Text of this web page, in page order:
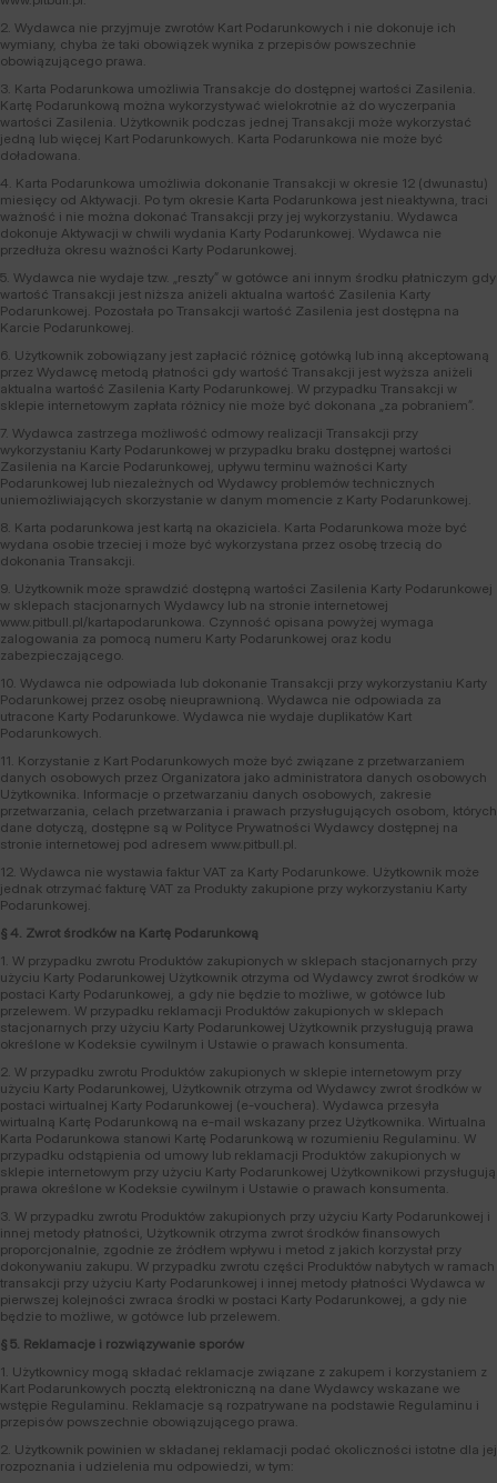
2. Wydawca nie przyjmuje zwrotów Kart Podarunkowych i nie dokonuje ich
wymiany, chyba że taki obowiązek wynika z przepisów powszechnie
obowiązującego prawa.
3. Karta Podarunkowa umożliwia Transakcje do dostępnej wartości Zasilenia.
Kartę Podarunkową można wykorzystywać wielokrotnie aż do wyczerpania
wartości Zasilenia. Użytkownik podczas jednej Transakcji może wykorzystać
jedną lub więcej Kart Podarunkowych. Karta Podarunkowa nie może być
doładowana.
4. Karta Podarunkowa umożliwia dokonanie Transakcji w okresie 12 (dwunastu)
miesięcy od Aktywacji. Po tym okresie Karta Podarunkowa jest nieaktywna, traci
ważność i nie można dokonać Transakcji przy jej wykorzystaniu. Wydawca
dokonuje Aktywacji w chwili wydania Karty Podarunkowej. Wydawca nie
przedłuża okresu ważności Karty Podarunkowej.
5. Wydawca nie wydaje tzw. „reszty” w gotówce ani innym środku płatniczym gdy
wartość Transakcji jest niższa aniżeli aktualna wartość Zasilenia Karty
Podarunkowej. Pozostała po Transakcji wartość Zasilenia jest dostępna na
Karcie Podarunkowej.
6. Użytkownik zobowiązany jest zapłacić różnicę gotówką lub inną akceptowaną
przez Wydawcę metodą płatności gdy wartość Transakcji jest wyższa aniżeli
aktualna wartość Zasilenia Karty Podarunkowej. W przypadku Transakcji w
sklepie internetowym zapłata różnicy nie może być dokonana „za pobraniem”.
7. Wydawca zastrzega możliwość odmowy realizacji Transakcji przy
wykorzystaniu Karty Podarunkowej w przypadku braku dostępnej wartości
Zasilenia na Karcie Podarunkowej, upływu terminu ważności Karty
Podarunkowej lub niezależnych od Wydawcy problemów technicznych
uniemożliwiających skorzystanie w danym momencie z Karty Podarunkowej.
8. Karta podarunkowa jest kartą na okaziciela. Karta Podarunkowa może być
wydana osobie trzeciej i może być wykorzystana przez osobę trzecią do
dokonania Transakcji.
9. Użytkownik może sprawdzić dostępną wartości Zasilenia Karty Podarunkowej
w sklepach stacjonarnych Wydawcy lub na stronie internetowej
www.pitbull.pl/kartapodarunkowa. Czynność opisana powyżej wymaga
zalogowania za pomocą numeru Karty Podarunkowej oraz kodu
zabezpieczającego.
10. Wydawca nie odpowiada lub dokonanie Transakcji przy wykorzystaniu Karty
Podarunkowej przez osobę nieuprawnioną. Wydawca nie odpowiada za
utracone Karty Podarunkowe. Wydawca nie wydaje duplikatów Kart
Podarunkowych.
11. Korzystanie z Kart Podarunkowych może być związane z przetwarzaniem
danych osobowych przez Organizatora jako administratora danych osobowych
Użytkownika. Informacje o przetwarzaniu danych osobowych, zakresie
przetwarzania, celach przetwarzania i prawach przysługujących osobom, których
dane dotyczą, dostępne są w Polityce Prywatności Wydawcy dostępnej na
stronie internetowej pod adresem www.pitbull.pl.
12. Wydawca nie wystawia faktur VAT za Karty Podarunkowe. Użytkownik może
jednak otrzymać fakturę VAT za Produkty zakupione przy wykorzystaniu Karty
Podarunkowej.
§ 4. Zwrot środków na Kartę Podarunkową
1. W przypadku zwrotu Produktów zakupionych w sklepach stacjonarnych przy
użyciu Karty Podarunkowej Użytkownik otrzyma od Wydawcy zwrot środków w
postaci Karty Podarunkowej, a gdy nie będzie to możliwe, w gotówce lub
przelewem. W przypadku reklamacji Produktów zakupionych w sklepach
stacjonarnych przy użyciu Karty Podarunkowej Użytkownik przysługują prawa
określone w Kodeksie cywilnym i Ustawie o prawach konsumenta.
2. W przypadku zwrotu Produktów zakupionych w sklepie internetowym przy
użyciu Karty Podarunkowej, Użytkownik otrzyma od Wydawcy zwrot środków w
postaci wirtualnej Karty Podarunkowej (e-vouchera). Wydawca przesyła
wirtualną Kartę Podarunkową na e-mail wskazany przez Użytkownika. Wirtualna
Karta Podarunkowa stanowi Kartę Podarunkową w rozumieniu Regulaminu. W
przypadku odstąpienia od umowy lub reklamacji Produktów zakupionych w
sklepie internetowym przy użyciu Karty Podarunkowej Użytkownikowi przysługują
prawa określone w Kodeksie cywilnym i Ustawie o prawach konsumenta.
3. W przypadku zwrotu Produktów zakupionych przy użyciu Karty Podarunkowej i
innej metody płatności, Użytkownik otrzyma zwrot środków finansowych
proporcjonalnie, zgodnie ze źródłem wpływu i metod z jakich korzystał przy
dokonywaniu zakupu. W przypadku zwrotu części Produktów nabytych w ramach
transakcji przy użyciu Karty Podarunkowej i innej metody płatności Wydawca w
pierwszej kolejności zwraca środki w postaci Karty Podarunkowej, a gdy nie
będzie to możliwe, w gotówce lub przelewem.
§ 5. Reklamacje i rozwiązywanie sporów
1. Użytkownicy mogą składać reklamacje związane z zakupem i korzystaniem z
Kart Podarunkowych pocztą elektroniczną na dane Wydawcy wskazane we
wstępie Regulaminu. Reklamacje są rozpatrywane na podstawie Regulaminu i
przepisów powszechnie obowiązującego prawa.
2. Użytkownik powinien w składanej reklamacji podać okoliczności istotne dla jej
rozpoznania i udzielenia mu odpowiedzi, w tym: